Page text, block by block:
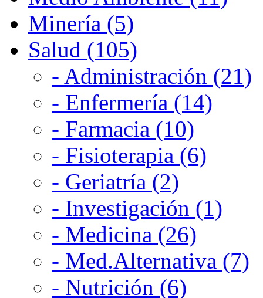
Minería (5)
Salud (105)
- Administración (21)
- Enfermería (14)
- Farmacia (10)
- Fisioterapia (6)
- Geriatría (2)
- Investigación (1)
- Medicina (26)
- Med.Alternativa (7)
- Nutrición (6)